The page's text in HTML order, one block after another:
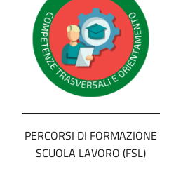
PERCORSI DI FORMAZIONE
SCUOLA LAVORO (FSL)